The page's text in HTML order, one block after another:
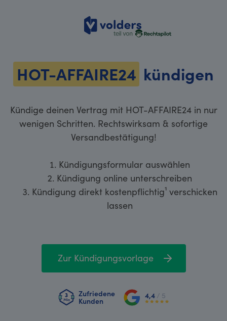
volders
HOT-AFFAIRE24 kündigen
Kündige deinen Vertrag mit HOT-AFFAIRE24 in nur
wenigen Schritten. Rechtswirksam & sofortige
Versandbestätigung!
Kündigungsformular auswählen
Kündigung online unterschreiben
Kündigung direkt kostenpflichtig¹ verschicken
lassen
Zur Kündigungsvorlage
Zufriedene
Kunden
4,4 / 5